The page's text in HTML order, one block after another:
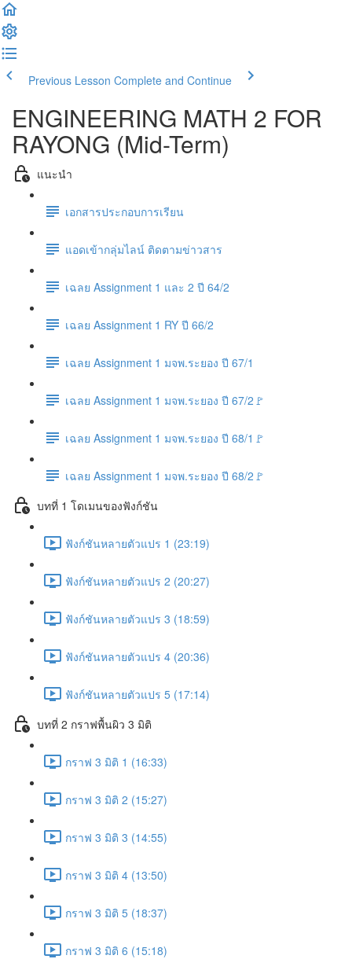
Previous Lesson Complete and Continue
ENGINEERING MATH 2 FOR
RAYONG (Mid-Term)
แนะนำ
เอกสารประกอบการเรียน
แอดเข้ากลุ่มไลน์ ติดตามข่าวสาร
เฉลย Assignment 1 และ 2 ปี 64/2
เฉลย Assignment 1 RY ปี 66/2
เฉลย Assignment 1 มจพ.ระยอง ปี 67/1
เฉลย Assignment 1 มจพ.ระยอง ปี 67/2🚩
เฉลย Assignment 1 มจพ.ระยอง ปี 68/1🚩
เฉลย Assignment 1 มจพ.ระยอง ปี 68/2🚩
บทที่ 1 โดเมนของฟังก์ชัน
ฟังก์ชันหลายตัวแปร 1 (23:19)
ฟังก์ชันหลายตัวแปร 2 (20:27)
ฟังก์ชันหลายตัวแปร 3 (18:59)
ฟังก์ชันหลายตัวแปร 4 (20:36)
ฟังก์ชันหลายตัวแปร 5 (17:14)
บทที่ 2 กราฟพื้นผิว 3 มิติ
กราฟ 3 มิติ 1 (16:33)
กราฟ 3 มิติ 2 (15:27)
กราฟ 3 มิติ 3 (14:55)
กราฟ 3 มิติ 4 (13:50)
กราฟ 3 มิติ 5 (18:37)
กราฟ 3 มิติ 6 (15:18)